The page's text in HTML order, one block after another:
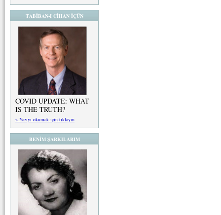
TABİBAN-I CİHAN İÇÜN
COVID UPDATE: WHAT
IS THE TRUTH?
» Yazıyı okumak için tıklayın
BENİM ŞARKILARIM